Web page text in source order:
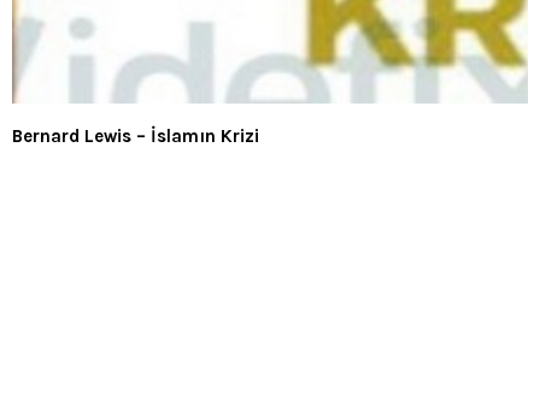
Bernard Lewis – İslamın Krizi